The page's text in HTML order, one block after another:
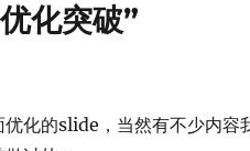
化突破”
化的slide，当然有不少内容